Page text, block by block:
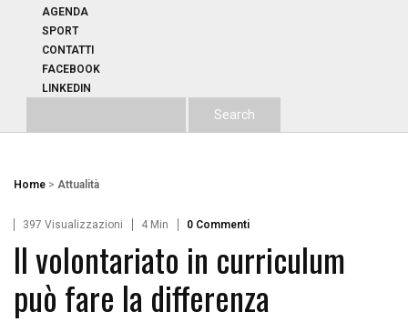
AGENDA
SPORT
CONTATTI
FACEBOOK
LINKEDIN
Home > Attualità
397 Visualizzazioni 4 Min 0 Commenti
Il volontariato in curriculum
può fare la differenza